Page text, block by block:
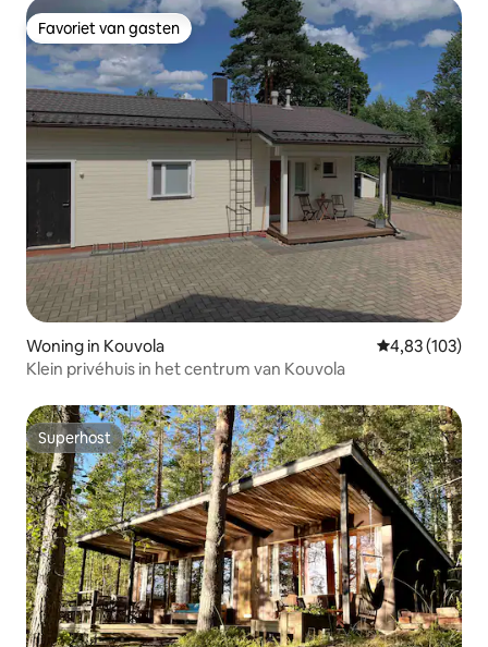
Favoriet van gasten
Favoriet van gasten
Woning in Kouvola Gemiddelde
4,83 (103)
Klein privéhuis in het centrum van Kouvola
Superhost
Superhost